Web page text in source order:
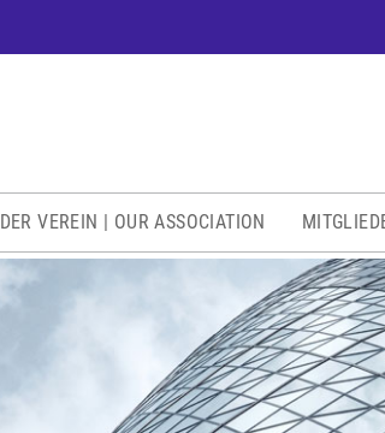
DER VEREIN | OUR ASSOCIATION